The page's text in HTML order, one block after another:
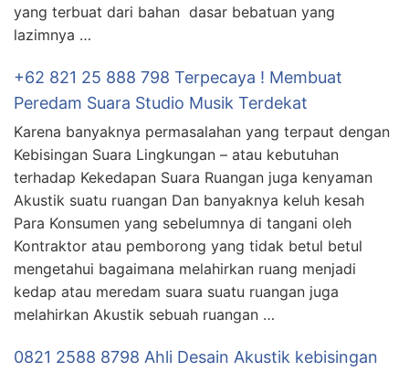
yang terbuat dari bahan dasar bebatuan yang
lazimnya …
+62 821 25 888 798 Terpecaya ! Membuat
Peredam Suara Studio Musik Terdekat
Karena banyaknya permasalahan yang terpaut dengan
Kebisingan Suara Lingkungan – atau kebutuhan
terhadap Kekedapan Suara Ruangan juga kenyaman
Akustik suatu ruangan Dan banyaknya keluh kesah
Para Konsumen yang sebelumnya di tangani oleh
Kontraktor atau pemborong yang tidak betul betul
mengetahui bagaimana melahirkan ruang menjadi
kedap atau meredam suara suatu ruangan juga
melahirkan Akustik sebuah ruangan …
0821 2588 8798 Ahli Desain Akustik kebisingan